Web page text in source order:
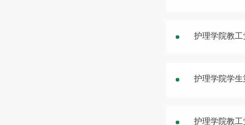
护理学院教
护理学院学
护理学院教